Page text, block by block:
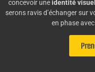
concevoir une identité
serons ravis d’échanger sur
en phase